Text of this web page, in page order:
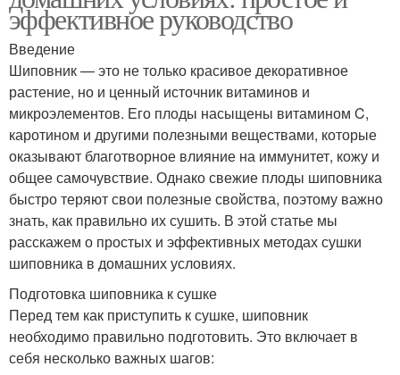
эффективное руководство
Введение
Шиповник — это не только красивое декоративное
растение, но и ценный источник витаминов и
микроэлементов. Его плоды насыщены витамином C,
каротином и другими полезными веществами, которые
оказывают благотворное влияние на иммунитет, кожу и
общее самочувствие. Однако свежие плоды шиповника
быстро теряют свои полезные свойства, поэтому важно
знать, как правильно их сушить. В этой статье мы
расскажем о простых и эффективных методах сушки
шиповника в домашних условиях.
Подготовка шиповника к сушке
Перед тем как приступить к сушке, шиповник
необходимо правильно подготовить. Это включает в
себя несколько важных шагов: